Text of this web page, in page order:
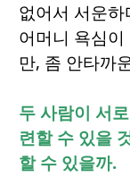
없어서 서운
어머니 욕심
만, 좀 안타까
두 사람이 서
련할 수 있을
할 수 있을까.